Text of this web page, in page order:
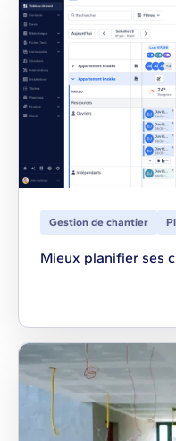
Gestion de chantier
Mieux planifier ses